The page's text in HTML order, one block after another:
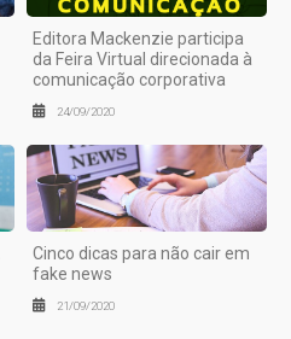
Editora Mackenzie participa
da Feira Virtual direcionada à
comunicação corporativa
24/09/2020
Cinco dicas para não cair em
fake news
21/09/2020